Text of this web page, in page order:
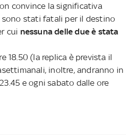
convince la significativa
sono stati fatali per il destino
cui nessuna delle due è stata
18.50 (la replica è prevista il
inoltre, andranno in
e ogni sabato dalle ore